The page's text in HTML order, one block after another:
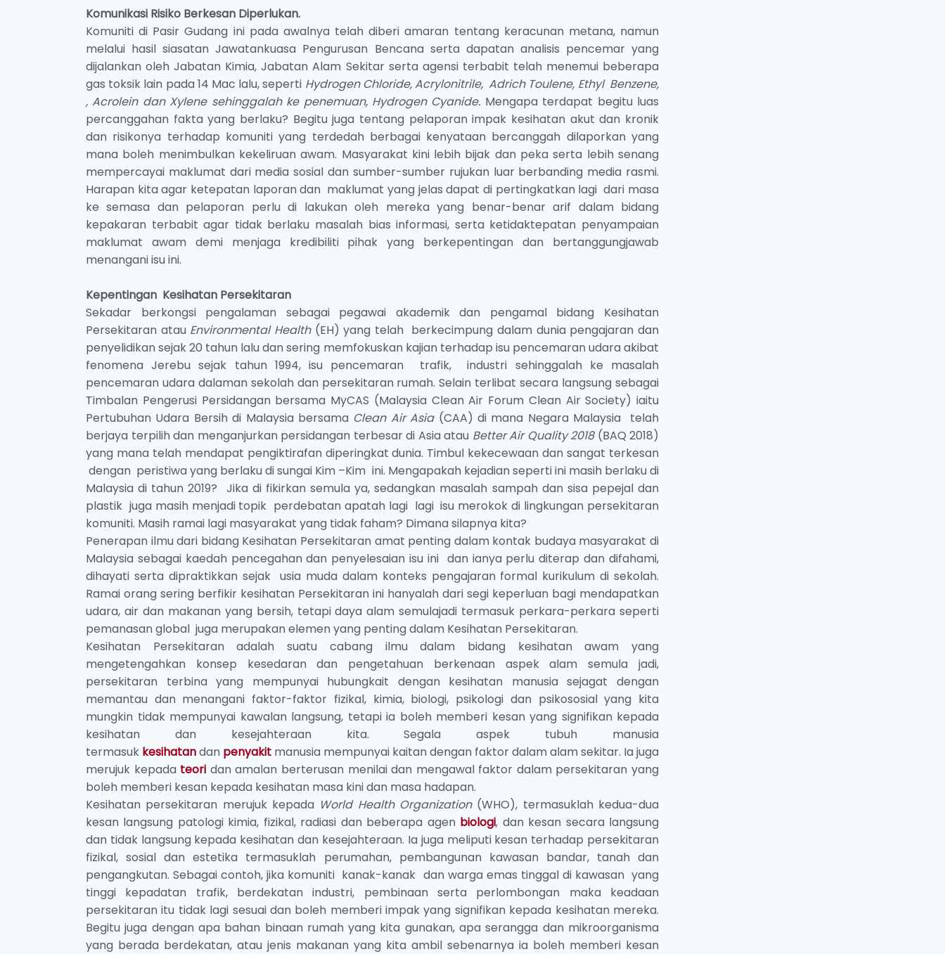
Komunikasi Risiko Berkesan Diperlukan.
Komuniti di Pasir Gudang ini pada awalnya telah diberi amaran tentang keracunan metana, namun
melalui hasil siasatan Jawatankuasa Pengurusan Bencana serta dapatan analisis pencemar yang
dijalankan oleh Jabatan Kimia, Jabatan Alam Sekitar serta agensi terbabit telah menemui beberapa
gas toksik lain pada 14 Mac lalu, seperti Hydrogen Chloride, Acrylonitrile, Adrich Toulene, Ethyl Benzene,
, Acrolein dan Xylene sehinggalah ke penemuan, Hydrogen Cyanide. Mengapa terdapat begitu luas
percanggahan fakta yang berlaku? Begitu juga tentang pelaporan impak kesihatan akut dan kronik
dan risikonya terhadap komuniti yang terdedah berbagai kenyataan bercanggah dilaporkan yang
mana boleh menimbulkan kekeliruan awam. Masyarakat kini lebih bijak dan peka serta lebih senang
mempercayai maklumat dari media sosial dan sumber-sumber rujukan luar berbanding media rasmi.
Harapan kita agar ketepatan laporan dan maklumat yang jelas dapat di pertingkatkan lagi dari masa
ke semasa dan pelaporan perlu di lakukan oleh mereka yang benar-benar arif dalam bidang
kepakaran terbabit agar tidak berlaku masalah bias informasi, serta ketidaktepatan penyampaian
maklumat awam demi menjaga kredibiliti pihak yang berkepentingan dan bertanggungjawab
menangani isu ini.
Kepentingan Kesihatan Persekitaran
Sekadar berkongsi pengalaman sebagai pegawai akademik dan pengamal bidang Kesihatan
Persekitaran atau Environmental Health(EH) yang telah berkecimpung dalam dunia pengajaran dan
penyelidikan sejak 20 tahun lalu dan sering memfokuskan kajian terhadap isu pencemaran udara akibat
fenomena Jerebu sejak tahun 1994, isu pencemaran trafik, industri sehinggalah ke masalah
pencemaran udara dalaman sekolah dan persekitaran rumah. Selain terlibat secara langsung sebagai
Timbalan Pengerusi Persidangan bersama MyCAS (Malaysia Clean Air Forum Clean Air Society) iaitu
Pertubuhan Udara Bersih di Malaysia bersama Clean Air Asia(CAA) di mana Negara Malaysia telah
berjaya terpilih dan menganjurkan persidangan terbesar di Asia atau Better Air Quality 2018(BAQ 2018)
yang mana telah mendapat pengiktirafan diperingkat dunia. Timbul kekecewaan dan sangat terkesan
dengan peristiwa yang berlaku di sungai Kim –Kim ini. Mengapakah kejadian seperti ini masih berlaku di
Malaysia di tahun 2019? Jika di fikirkan semula ya, sedangkan masalah sampah dan sisa pepejal dan
plastik juga masih menjadi topik perdebatan apatah lagi lagi isu merokok di lingkungan persekitaran
komuniti. Masih ramai lagi masyarakat yang tidak faham? Dimana silapnya kita?
Penerapan ilmu dari bidang Kesihatan Persekitaran amat penting dalam kontak budaya masyarakat di
Malaysia sebagai kaedah pencegahan dan penyelesaian isu ini dan ianya perlu diterap dan difahami,
dihayati serta dipraktikkan sejak usia muda dalam konteks pengajaran formal kurikulum di sekolah.
Ramai orang sering berfikir kesihatan Persekitaran ini hanyalah dari segi keperluan bagi mendapatkan
udara, air dan makanan yang bersih, tetapi daya alam semulajadi termasuk perkara-perkara seperti
pemanasan global juga merupakan elemen yang penting dalam Kesihatan Persekitaran.
Kesihatan Persekitaran adalah suatu cabang ilmu dalam bidang kesihatan awam yang
mengetengahkan konsep kesedaran dan pengetahuan berkenaan aspek alam semula jadi,
persekitaran terbina yang mempunyai hubungkait dengan kesihatan manusia sejagat dengan
memantau dan menangani faktor-faktor fizikal, kimia, biologi, psikologi dan psikososial yang kita
mungkin tidak mempunyai kawalan langsung, tetapi ia boleh memberi kesan yang signifikan kepada
kesihatan dan kesejahteraan kita. Segala aspek tubuh manusia
termasuk kesihatandan penyakit manusia mempunyai kaitan dengan faktor dalam alam sekitar. Ia juga
merujuk kepada teori dan amalan berterusan menilai dan mengawal faktor dalam persekitaran yang
boleh memberi kesan kepada kesihatan masa kini dan masa hadapan.
Kesihatan persekitaran merujuk kepada World Health Organization(WHO), termasuklah kedua-dua
kesan langsung patologi kimia, fizikal, radiasi dan beberapa agen biologi, dan kesan secara langsung
dan tidak langsung kepada kesihatan dan kesejahteraan. Ia juga meliputi kesan terhadap persekitaran
fizikal, sosial dan estetika termasuklah perumahan, pembangunan kawasan bandar, tanah dan
pengangkutan. Sebagai contoh, jika komuniti kanak-kanak dan warga emas tinggal di kawasan yang
tinggi kepadatan trafik, berdekatan industri, pembinaan serta perlombongan maka keadaan
persekitaran itu tidak lagi sesuai dan boleh memberi impak yang signifikan kepada kesihatan mereka.
Begitu juga dengan apa bahan binaan rumah yang kita gunakan, apa serangga dan mikroorganisma
yang berada berdekatan, atau jenis makanan yang kita ambil sebenarnya ia boleh memberi kesan